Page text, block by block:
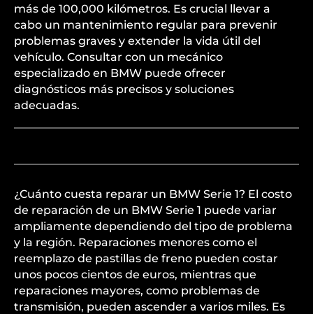
más de 100,000 kilómetros. Es crucial llevar a
cabo un mantenimiento regular para prevenir
problemas graves y extender la vida útil del
vehículo. Consultar con un mecánico
especializado en BMW puede ofrecer
diagnósticos más precisos y soluciones
adecuadas.
¿Cuánto cuesta reparar un BMW Serie 1? El costo
de reparación de un BMW Serie 1 puede variar
ampliamente dependiendo del tipo de problema
y la región. Reparaciones menores como el
reemplazo de pastillas de freno pueden costar
unos pocos cientos de euros, mientras que
reparaciones mayores, como problemas de
transmisión, pueden ascender a varios miles. Es